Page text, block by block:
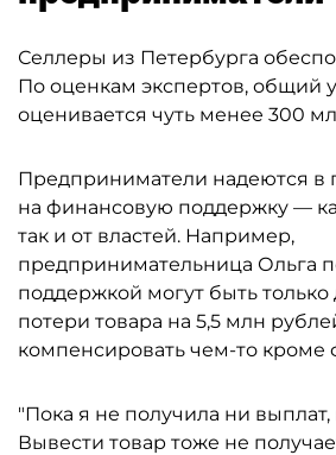
Селлеры из Петербурга
По оценкам экспертов, общий
оценивается чуть менее 300
Предприниматели надеются в
на финансовую поддержку —
так и от властей. Например,
предпринимательница Ольга
поддержкой могут быть только
потери товара на 5,5 млн
компенсировать чем-то кроме
"Пока я не получила ни
Вывести товар тоже не